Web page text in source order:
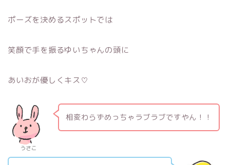
ポーズを決めるスポットでは
笑顔で手を振るゆいちゃんの頭に
あいおが優しくキス♡
うさこ
相変わらずめっちゃラブラブですやん！！